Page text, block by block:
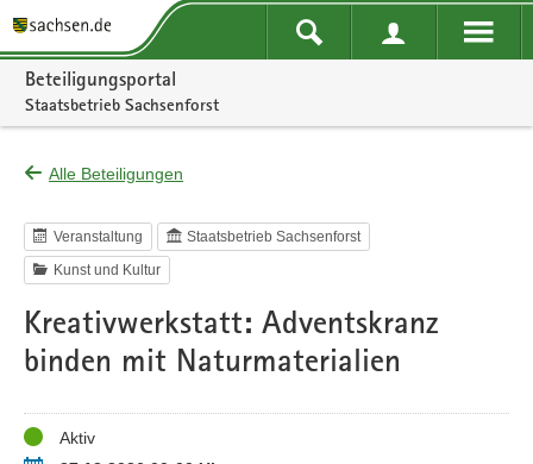
Portalnavigation
Beteiligungsportal
Staatsbetrieb Sachsenforst
Alle Beteiligungen
Veranstaltung Staatsbetrieb Sachsenforst
Kunst und Kultur
Kreativwerkstatt: Adventskranz
binden mit Naturmaterialien
StatusAktiv